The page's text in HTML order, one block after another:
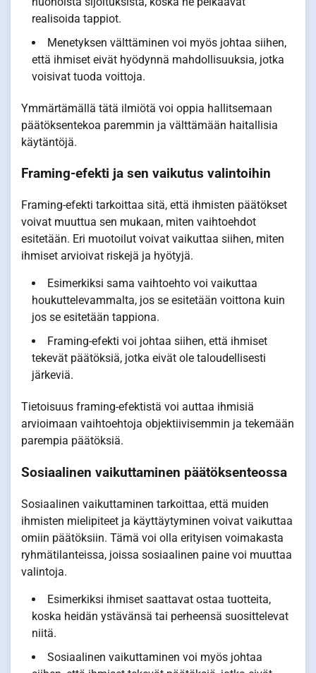
realisoida tappiot.
Menetyksen välttäminen voi myös johtaa siihen,
että ihmiset eivät hyödynnä mahdollisuuksia, jotka
voisivat tuoda voittoja.
Ymmärtämällä tätä ilmiötä voi oppia hallitsemaan
päätöksentekoa paremmin ja välttämään haitallisia
käytäntöjä.
Framing-efekti ja sen vaikutus valintoihin
Framing-efekti tarkoittaa sitä, että ihmisten päätökset
voivat muuttua sen mukaan, miten vaihtoehdot
esitetään. Eri muotoilut voivat vaikuttaa siihen, miten
ihmiset arvioivat riskejä ja hyötyjä.
Esimerkiksi sama vaihtoehto voi vaikuttaa
houkuttelevammalta, jos se esitetään voittona kuin
jos se esitetään tappiona.
Framing-efekti voi johtaa siihen, että ihmiset
tekevät päätöksiä, jotka eivät ole taloudellisesti
järkeviä.
Tietoisuus framing-efektistä voi auttaa ihmisiä
arvioimaan vaihtoehtoja objektiivisemmin ja tekemään
parempia päätöksiä.
Sosiaalinen vaikuttaminen päätöksenteossa
Sosiaalinen vaikuttaminen tarkoittaa, että muiden
ihmisten mielipiteet ja käyttäytyminen voivat vaikuttaa
omiin päätöksiin. Tämä voi olla erityisen voimakasta
ryhmätilanteissa, joissa sosiaalinen paine voi muuttaa
valintoja.
Esimerkiksi ihmiset saattavat ostaa tuotteita,
koska heidän ystävänsä tai perheensä suosittelevat
niitä.
Sosiaalinen vaikuttaminen voi myös johtaa